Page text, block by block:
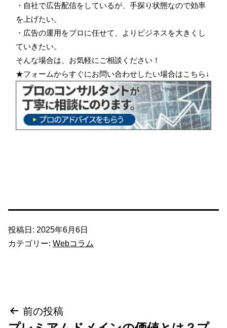
・自社で広告配信をしているが、手探り状態なので効率
を上げたい。
・広告の運用をプロに任せて、よりビジネスを大きくし
ていきたい。
そんな場合は、お気軽にご相談ください！
★フォームからすぐにお問い合わせしたい場合はこちら↓
投稿日: 2025年6月6日
カテゴリー: Webコラム
投前の投稿